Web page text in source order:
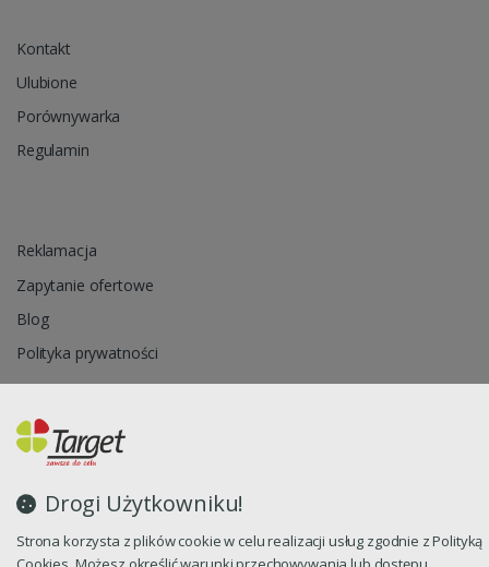
Drogi Użytkowniku!
Strona korzysta z plików cookie w celu realizacji usług zgodnie z Polityką
Kontakt
Ulubione
Porównywarka
Regulamin
Reklamacja
Zapytanie ofertowe
Blog
Polityka prywatności
Oprogramowanie sklepu internetowego dostarcza